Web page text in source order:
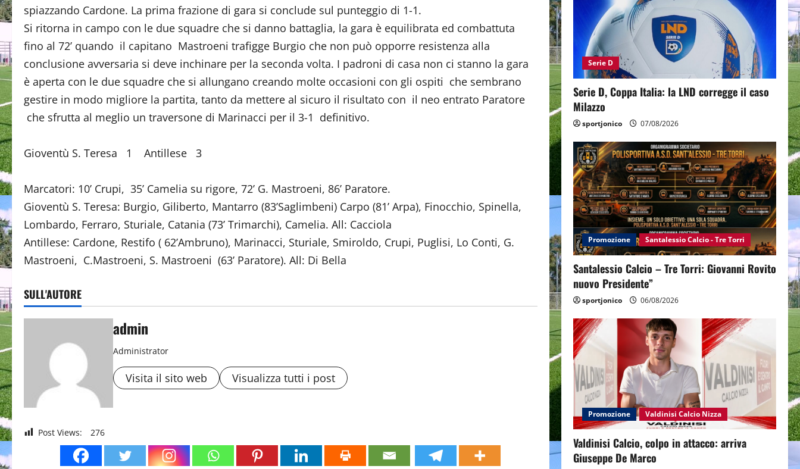
spiazzando Cardone. La prima frazione di gara si conclude sul punteggio di 1-1.
Si ritorna in campo con le due squadre che si danno battaglia, la gara è equilibrata ed combattuta
fino al 72’ quando il capitano Mastroeni trafigge Burgio che non può opporre resistenza alla
conclusione avversaria si deve inchinare per la seconda volta. I padroni di casa non ci stanno la gara
è aperta con le due squadre che si allungano creando molte occasioni con gli ospiti che sembrano
gestire in modo migliore la partita, tanto da mettere al sicuro il risultato con il neo entrato Paratore
che sfrutta al meglio un traversone di Marinacci per il 3-1 definitivo.
Gioventù S. Teresa 1 Antillese 3
Marcatori: 10’ Crupi, 35’ Camelia su rigore, 72’ G. Mastroeni, 86’ Paratore.
Gioventù S. Teresa: Burgio, Giliberto, Mantarro (83’Saglimbeni) Carpo (81’ Arpa), Finocchio, Spinella,
Lombardo, Ferraro, Sturiale, Catania (73’ Trimarchi), Camelia. All: Cacciola
Antillese: Cardone, Restifo ( 62’Ambruno), Marinacci, Sturiale, Smiroldo, Crupi, Puglisi, Lo Conti, G.
Mastroeni, C.Mastroeni, S. Mastroeni (63’ Paratore). All: Di Bella
SULL'AUTORE
admin
Administrator
Visita il sito web Visualizza tutti i post
Post Views: 276
Serie D
Serie D, Coppa Italia: la LND corregge il caso
Milazzo
sportjonico 07/08/2026
Promozione Santalessio Calcio - Tre Torri
Santalessio Calcio – Tre Torri: Giovanni Rovito
nuovo Presidente”
sportjonico 06/08/2026
Promozione Valdinisi Calcio Nizza
Valdinisi Calcio, colpo in attacco: arriva
Giuseppe De Marco